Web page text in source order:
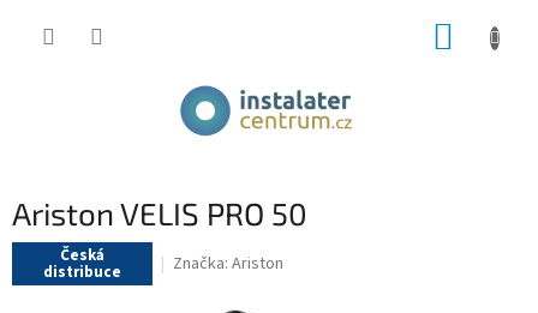
Ariston VELIS PRO 50
Česká
distribuce Značka: Ariston